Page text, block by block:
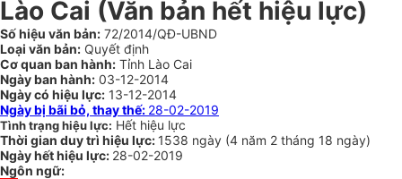
Lào Cai (Văn bản hết hiệu lực)
Số hiệu văn bản: 72/2014/QĐ-UBND
Loại văn bản: Quyết định
Cơ quan ban hành: Tỉnh Lào Cai
Ngày ban hành: 03-12-2014
Ngày có hiệu lực: 13-12-2014
Ngày bị bãi bỏ, thay thế: 28-02-2019
Tình trạng hiệu lực: Hết hiệu lực
Thời gian duy trì hiệu lực: 1538 ngày (4 năm 2 tháng 18 ngày)
Ngày hết hiệu lực: 28-02-2019
Ngôn ngữ: